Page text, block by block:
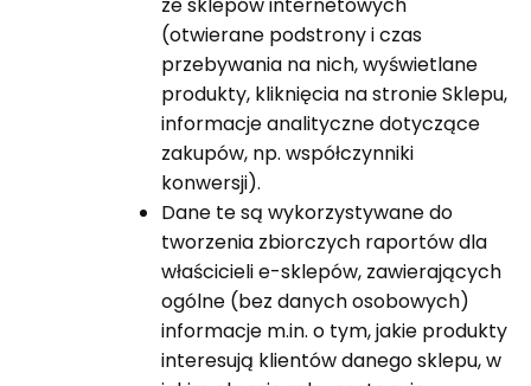
(otwierane podstrony i czas
przebywania na nich, wyświetlane
produkty, kliknięcia na stronie Sklepu,
informacje analityczne dotyczące
zakupów, np. współczynniki
konwersji).
Dane te są wykorzystywane do
tworzenia zbiorczych raportów dla
właścicieli e-sklepów, zawierających
ogólne (bez danych osobowych)
informacje m.in. o tym, jakie produkty
interesują klientów danego sklepu, w